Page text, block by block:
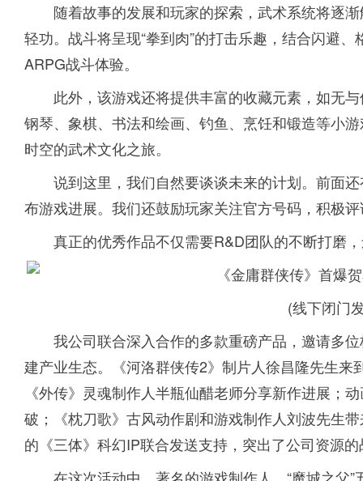
随着故事的发展和玩家的探索，武术系统将逐
轻功。战斗将呈现“拳到肉”的打击乐趣，结合闪避
ARPG战斗体验。
此外，该游戏还将提供丰富的收藏元素，如无
钢琴、象棋、书法和绘画、钓鱼、烹饪和锻造等小
时空的武术文化之旅。
说到这里，我们自然要谈谈未来的计划。前面
布游戏进展。我们还鼓励玩家关注官方号码，积极
真正的优秀作品不仅需要R&D团队的不断打磨
(线下闭门
我公司联合深入合作的多款重磅产品，邀请多
建产业生态。《河洛群侠传2》制片人徐昌隆先生
《外传》灵魂制作人半瓶仙醋老师分享新作进展；
破；《枕刀歌》古风动作剧和游戏制作人刘波先生
的《三体》科幻IP联合发送支持，突出了公司资源